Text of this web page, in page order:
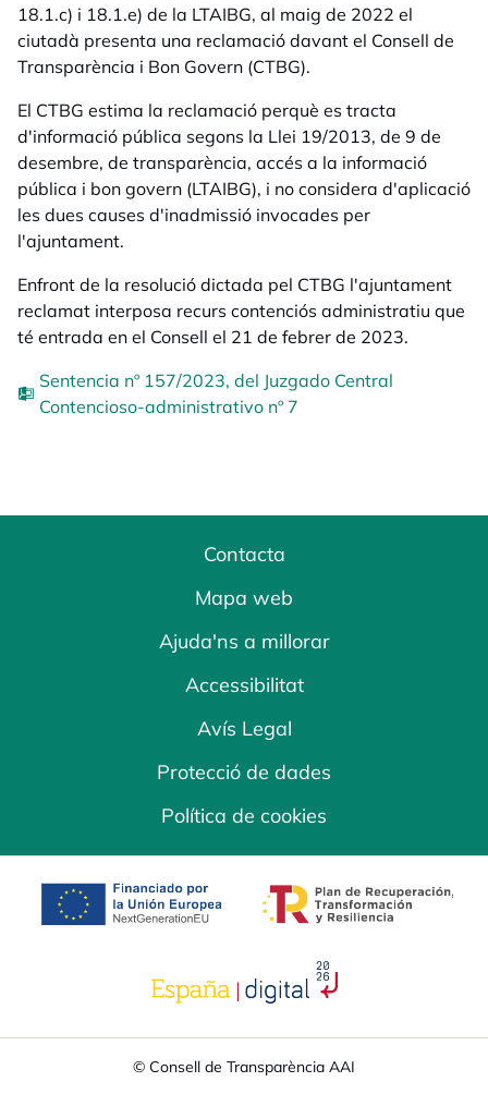
18.1.c) i 18.1.e) de la LTAIBG, al maig de 2022 el
ciutadà presenta una reclamació davant el Consell de
Transparència i Bon Govern (CTBG).
El CTBG estima la reclamació perquè es tracta
d'informació pública segons la Llei 19/2013, de 9 de
desembre, de transparència, accés a la informació
pública i bon govern (LTAIBG), i no considera d'aplicació
les dues causes d'inadmissió invocades per
l'ajuntament.
Enfront de la resolució dictada pel CTBG l'ajuntament
reclamat interposa recurs contenciós administratiu que
té entrada en el Consell el 21 de febrer de 2023.
Sentencia nº 157/2023, del Juzgado Central
Contencioso-administrativo nº 7
Contacta
Mapa web
Ajuda'ns a millorar
Accessibilitat
Avís Legal
Protecció de dades
Política de cookies
opens in a new tab opens in a new
opens in a new tab
© Consell de Transparència AAI